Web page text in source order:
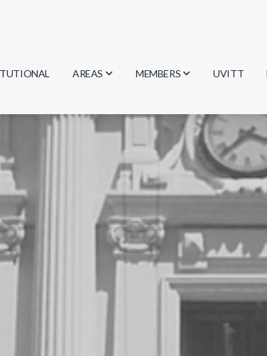
AREAS
Biology
Geosciences
Computer Science
Mathematics
Chemistry
MEMBERS
Researchers
Students
Graduates
UVITT